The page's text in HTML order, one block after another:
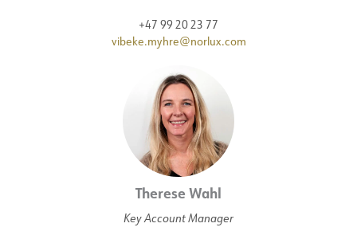
+47 99 20 23 77
vibeke.myhre@norlux.com
Therese Wahl
Key Account Manager